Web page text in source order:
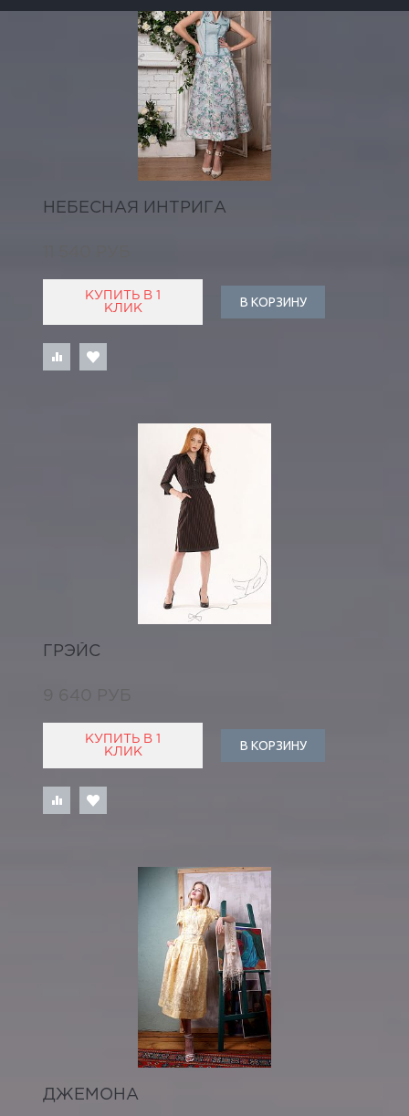
НЕБЕСНАЯ ИНТРИГА
КУПИТЬ В 1
КЛИК
В КОРЗИНУ
ГРЭЙС
9 640 РУБ
КУПИТЬ В 1
КЛИК
В КОРЗИНУ
ДЖЕМОНА